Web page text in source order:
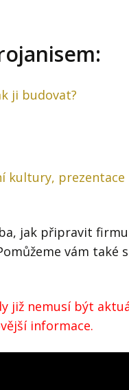
ji budovat?
kultury, prezentace
jak připravit
vám také s
již nemusí být
informace.